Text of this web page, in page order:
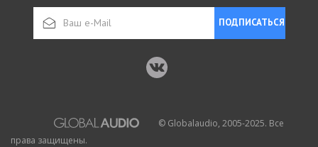
ПОДПИСАТЬСЯ
© Globalaudio, 2005-2025. Все
права защищены.